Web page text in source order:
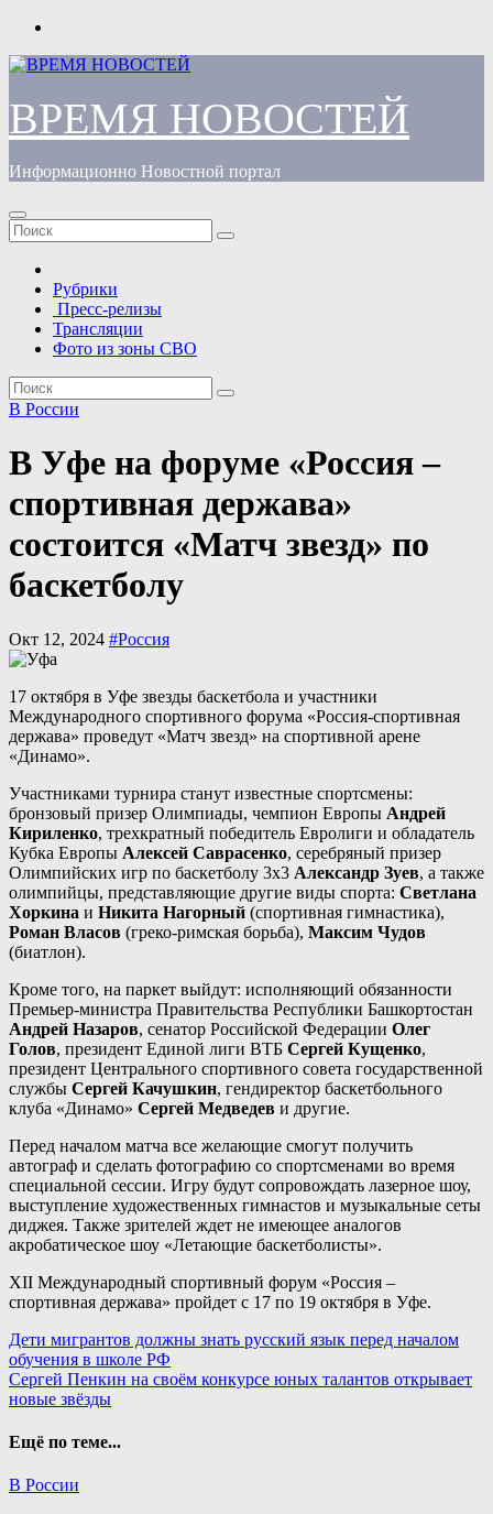
Перейти
содержимому
ВРЕМЯ НОВОСТЕЙ
Информационно Новостной портал
Рубрики
Пресс-релизы
Трансляции
Фото из зоны СВО
В России
В Уфе на форуме «Россия –
спортивная держава»
состоится «Матч звезд» по
баскетболу
Окт 12, 2024 #Россия
17 октября в Уфе звезды баскетбола и участники
Международного спортивного форума «Россия-спортивная
держава» проведут «Матч звезд» на спортивной арене
«Динамо».
Участниками турнира станут известные спортсмены:
бронзовый призер Олимпиады, чемпион Европы Андрей
Кириленко, трехкратный победитель Евролиги и обладатель
Кубка Европы Алексей Саврасенко, серебряный призер
Олимпийских игр по баскетболу 3х3 Александр Зуев, а также
олимпийцы, представляющие другие виды спорта: Светлана
Хоркина и Никита Нагорный (спортивная гимнастика),
Роман Власов (греко-римская борьба), Максим Чудов
(биатлон).
Кроме того, на паркет выйдут: исполняющий обязанности
Премьер-министра Правительства Республики Башкортостан
Андрей Назаров, сенатор Российской Федерации Олег
Голов, президент Единой лиги ВТБ Сергей Кущенко,
президент Центрального спортивного совета государственной
службы Сергей Качушкин, гендиректор баскетбольного
клуба «Динамо» Сергей Медведев и другие.
Перед началом матча все желающие смогут получить
автограф и сделать фотографию со спортсменами во время
специальной сессии. Игру будут сопровождать лазерное шоу,
выступление художественных гимнастов и музыкальные сеты
диджея. Также зрителей ждет не имеющее аналогов
акробатическое шоу «Летающие баскетболисты».
XII Международный спортивный форум «Россия –
спортивная держава» пройдет с 17 по 19 октября в Уфе.
Навигация
по
записям
Дети мигрантов должны знать русский язык перед началом
обучения в школе РФ
Сергей Пенкин на своём конкурсе юных талантов открывает
новые звёзды
Ещё по теме...
В России